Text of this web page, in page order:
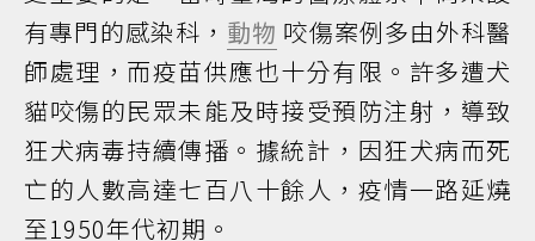
有專門的感染科， 動物 咬傷案例多由外科醫
師處理，而疫苗供應也十分有限。許多遭犬
貓咬傷的民眾未能及時接受預防注射，導致
狂犬病毒持續傳播。據統計，因狂犬病而死
亡的人數高達七百八十餘人，疫情一路延燒
至1950年代初期。